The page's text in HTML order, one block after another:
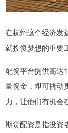
在杭州这个经济发
就投资梦想的重要
配资平台提供高达
量资金，即可撬动
力，让他们有机会
期货配资是指投资